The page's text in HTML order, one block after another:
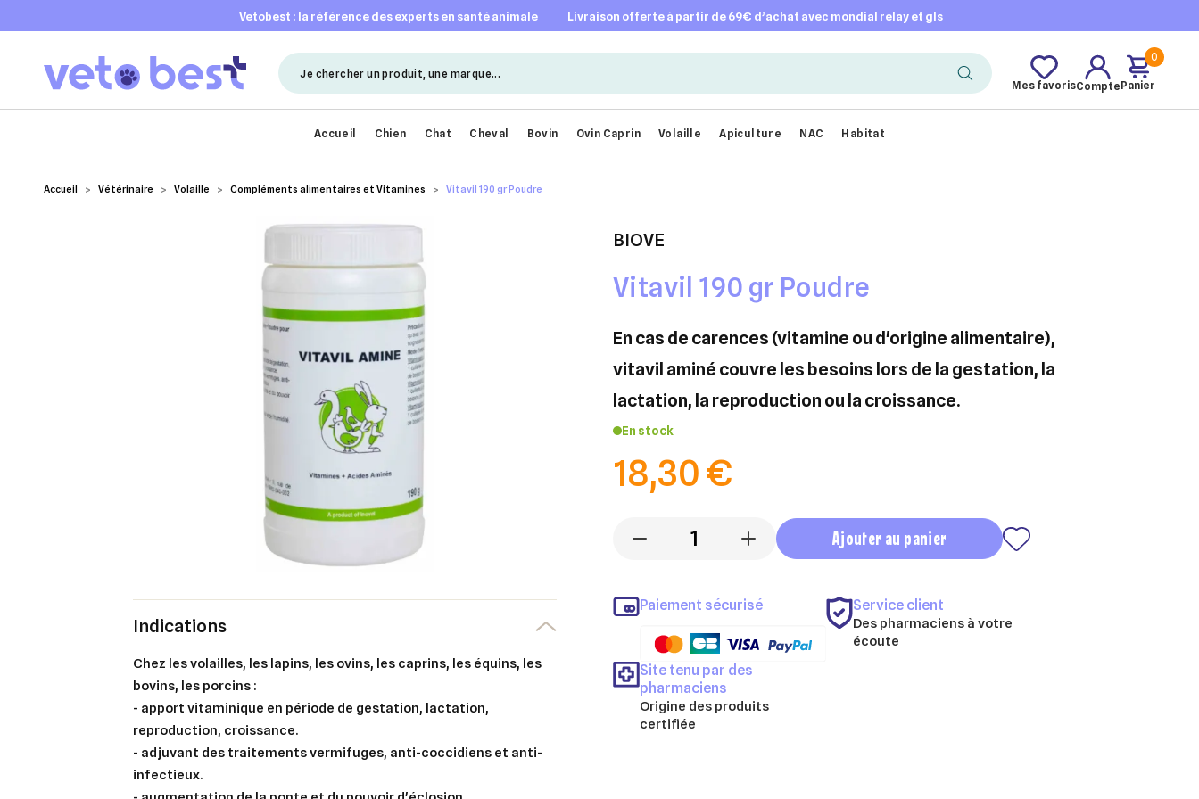
vetobest : la référence des experts en santé animale livraison offerte à partir de 69€ d’achat avec mondial relay et gls
Mes favorisCompte
0
Panier
Accueil Chien Chat Cheval Bovin Ovin Caprin Volaille Apiculture NAC Habitat
Accueil Vétérinaire Volaille Compléments alimentaires et Vitamines Vitavil 190 gr Poudre
BIOVE
Vitavil 190 gr Poudre
en cas de carences (vitamine ou d'origine alimentaire),
vitavil aminé couvre les besoins lors de la gestation, la
lactation, la reproduction ou la croissance.
En stock
18,30 €
- + Ajouter au panier
Paiement sécurisé Service client
Des pharmaciens à votre
écoute
Site tenu par des
pharmaciens
Origine des produits
certifiée
Indications
chez les volailles, les lapins, les ovins, les caprins, les équins, les
bovins, les porcins :
- apport vitaminique en période de gestation, lactation,
reproduction, croissance.
- adjuvant des traitements vermifuges, anti-coccidiens et anti-
infectieux.